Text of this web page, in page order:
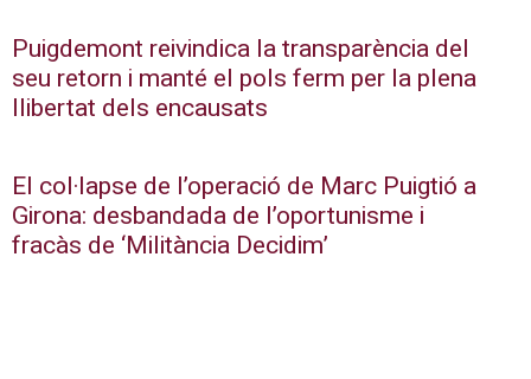
Puigdemont reivindica la transparència del
seu retorn i manté el pols ferm per la plena
llibertat dels encausats
El col·lapse de l’operació de Marc Puigtió a
Girona: desbandada de l’oportunisme i
fracàs de ‘Militància Decidim’